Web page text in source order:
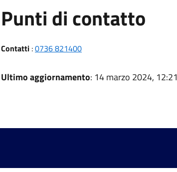
Punti di contatto
Contatti:0736 821400
Ultimo aggiornamento: 14 marzo 2024, 12:21